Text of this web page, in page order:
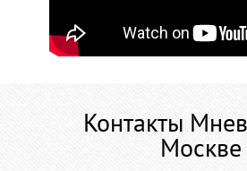
Контакты
Москве